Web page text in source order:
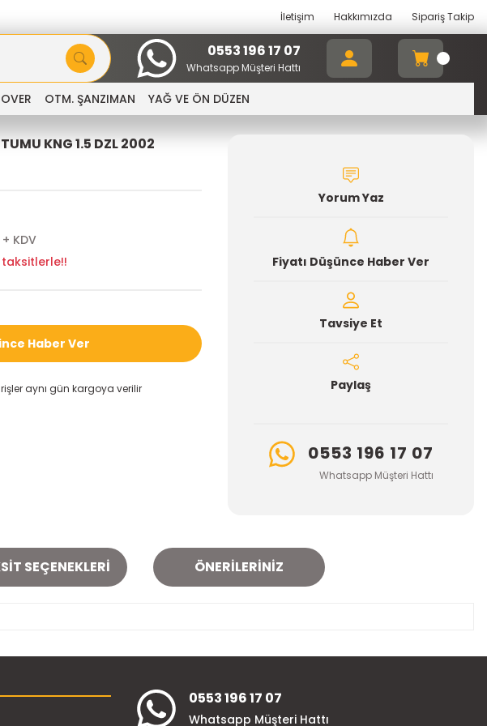
İletişim Hakkımızda Sipariş Takip
0553 196 17 07
Whatsapp Müşteri Hattı
OTM. ŞANZIMAN YAĞ VE ÖN DÜZEN
KNG 1.5 DZL 2002
KDV
taksitlerle!!
Haber Ver
aynı gün kargoya verilir
Yorum Yaz
Fiyatı Düşünce Haber Ver
Tavsiye Et
Paylaş
0553 196 17 07
Whatsapp Müşteri Hattı
SEÇENEKLERI ÖNERILERINIZ
0553 196 17 07
Whatsapp Müşteri Hattı